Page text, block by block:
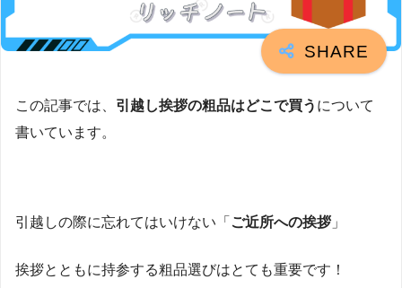
この記事では、 引越し挨拶の粗品はどこで買う について
書いています。
引越しの際に忘れてはいけない「 ご近所への挨拶 」
挨拶とともに持参する粗品選びはとても重要です！